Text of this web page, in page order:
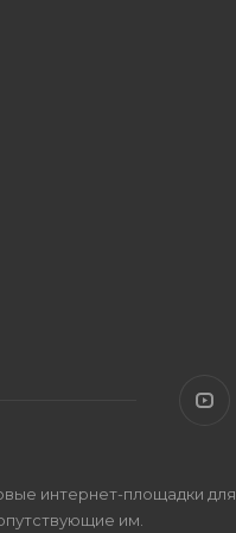
интернет-площадки для
им.